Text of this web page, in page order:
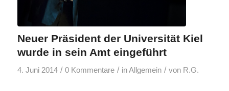
Neuer Präsident der Universität Kiel
wurde in sein Amt eingeführt
4. Juni 2014 / 0 Kommentare / inAllgemein / von R.G.